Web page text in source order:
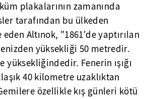
plakalarının zamanında
tarafından bu ülkeden
Altınok, "1861'de yaptırılan
yüksekliği 50 metredir.
yüksekliğindedir. Fenerin ışığı
40 kilometre uzaklıktan
özellikle kış günleri kötü